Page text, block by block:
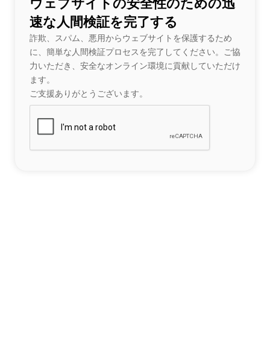
速な人間検証を完了する
詐欺、スパム、悪用からウェブサイトを保護するため
に、簡単な人間検証プロセスを完了してください。ご協
力いただき、安全なオンライン環境に貢献していただけ
ます。
ご支援ありがとうございます。